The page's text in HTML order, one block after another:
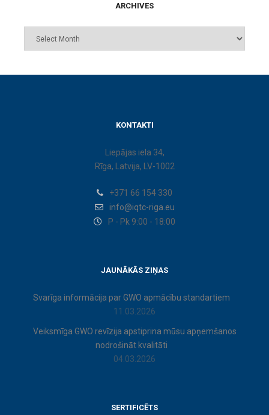
ARCHIVES
KONTAKTI
Liepājas iela 34,
Rīga, Latvija, LV-1002
+371 66 154 330
info@iqtc-riga.eu
P - Pk 9:00 - 18:00
JAUNĀKĀS ZIŅAS
Svarīga informācija par GWO apmācību standartiem
11.03.2026
Veiksmīga GWO revīzija apstiprina mūsu apņemšanos
nodrošināt kvalitāti
04.03.2026
SERTIFICĒTS